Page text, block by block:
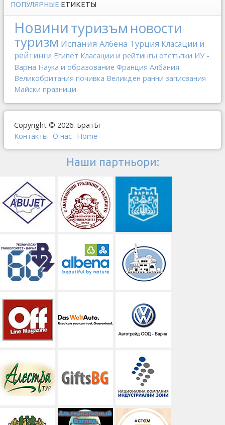
ПОПУЛЯРНЫЕ ЕТИКЕТЫ
Новинитуризъм новости
туризм Испания Албена Турция Класации и
рейтинги Египет Класации и рейтингы отстъпки ИУ -
Варна Наука и образование Франция Албания
Великобритания почивка Великден ранни записвания
Майски празници
Copyright © 2026. БратБг
Контакты
О наc Home
Наши партньори: